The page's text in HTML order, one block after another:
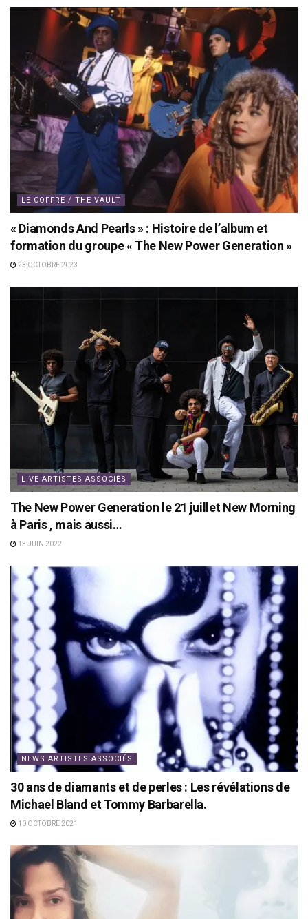
LE COFFRE / THE VAULT
« Diamonds And Pearls » : Histoire de l’album et
formation du groupe « The New Power Generation »
23 OCTOBRE 2023
LIVE ARTISTES ASSOCIÉS
The New Power Generation le 21 juillet New Morning
à Paris , mais aussi…
13 JUIN 2022
NEWS ARTISTES ASSOCIÉS
30 ans de diamants et de perles : Les révélations de
Michael Bland et Tommy Barbarella.
10 OCTOBRE 2021